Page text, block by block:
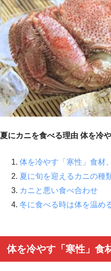
夏にカニを食べる理由 体を冷
体を冷やす「寒性」食材
夏に旬を迎えるカニの種
カニと悪い食べ合わせ
冬に食べる時は体を温め
体を冷やす「寒性」食